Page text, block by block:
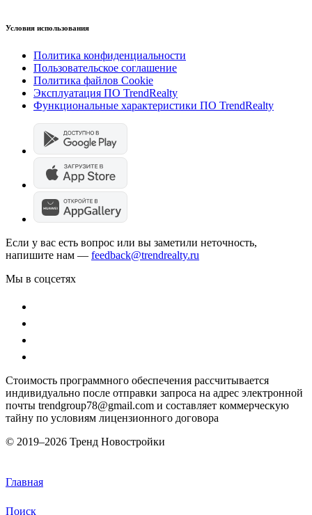
Условия использования
Политика конфиденциальности
Пользовательское соглашение
Политика файлов Cookie
Эксплуатация ПО TrendRealty
Функциональные характеристики ПО TrendRealty
Если у вас есть вопрос или вы заметили неточность,
напишите нам — feedback@trendrealty.ru
Мы в соцсетях
Стоимость программного обеспечения рассчитывается
индивидуально после отправки запроса на адрес электронной
почты trendgroup78@gmail.com и составляет коммерческую
тайну по условиям лицензионного договора
© 2019–2026 Тренд Новостройки
Главная
Поиск